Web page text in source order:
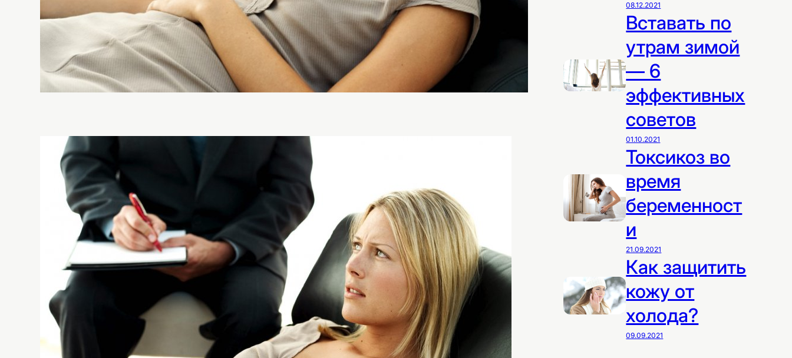
08.12.2021
Вставать по
утрам зимой
— 6
эффективных
советов
01.10.2021
Токсикоз во
время
беременност
и
21.09.2021
Как защитить
кожу от
холода?
09.09.2021